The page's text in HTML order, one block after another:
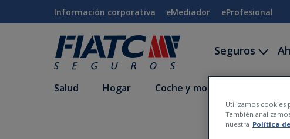
Saltar al contenido principal
Información corporativa eMediador eProfesional
Seguros
Salud Hogar Coche y moto
Utilizamos cookies
También
nuestra Política